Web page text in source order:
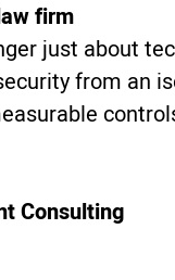
firm
just about
from an
Consulting